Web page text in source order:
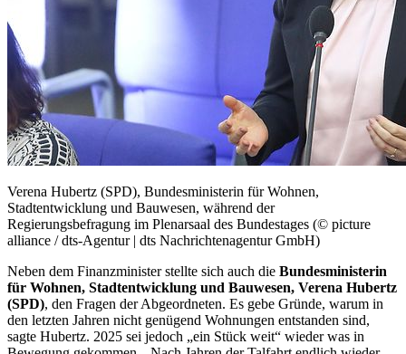
Verena Hubertz (SPD), Bundesministerin für Wohnen,
Stadtentwicklung und Bauwesen, während der
Regierungsbefragung im Plenarsaal des Bundestages (© picture
alliance / dts-Agentur | dts Nachrichtenagentur GmbH)
Neben dem Finanzminister stellte sich auch die Bundesministerin
für Wohnen, Stadtentwicklung und Bauwesen, Verena Hubertz
(SPD), den Fragen der Abgeordneten. Es gebe Gründe, warum in
den letzten Jahren nicht genügend Wohnungen entstanden sind,
sagte Hubertz. 2025 sei jedoch „ein Stück weit“ wieder was in